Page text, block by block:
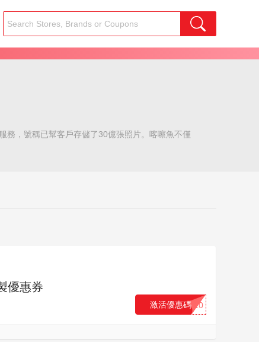
務，號稱已幫客戶存儲了30億張照片。喀嚓魚不僅
優惠券
...10
激活優惠碼